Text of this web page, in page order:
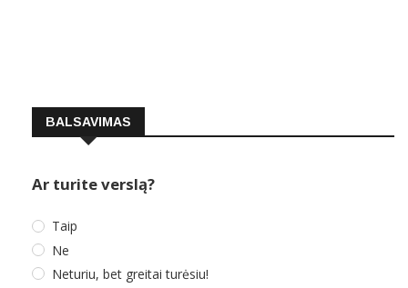
BALSAVIMAS
Ar turite verslą?
Taip
Ne
Neturiu, bet greitai turėsiu!